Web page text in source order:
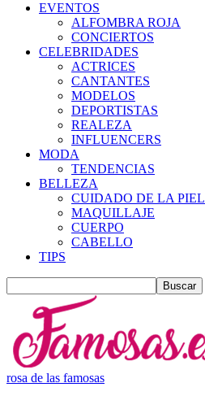
EVENTOS
ALFOMBRA ROJA
CONCIERTOS
CELEBRIDADES
ACTRICES
CANTANTES
MODELOS
DEPORTISTAS
REALEZA
INFLUENCERS
MODA
TENDENCIAS
BELLEZA
CUIDADO DE LA PIEL
MAQUILLAJE
CUERPO
CABELLO
TIPS
rosa de las famosas